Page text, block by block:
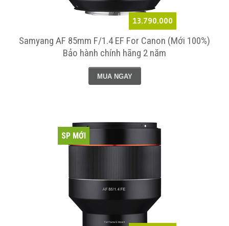
13.790.000
Samyang AF 85mm F/1.4 EF For Canon (Mới 100%)
Bảo hành chính hãng 2 năm
MUA NGAY
SP MỚI